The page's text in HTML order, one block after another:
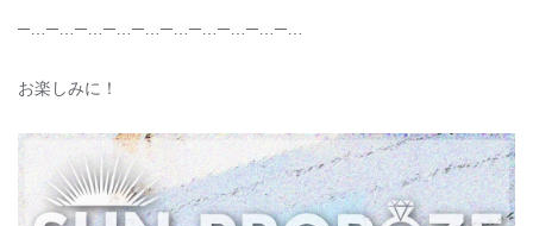
─…─…─…─…─…─…─…─…─…─…
お楽しみに！